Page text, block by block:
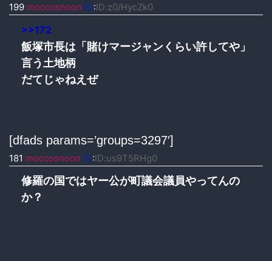
199 moccosnoon ID:ID:z0/HycZk0
>>172
飯塚市長は「賭けマージャンくらい許してや」
言う土地柄
だてじゃねえぜ
[dfads params=’groups=3297′]
181 moccosnoon ID:ID:us9T5RHg0
修羅の国ではヤー公が町議会議員やってんの
か？